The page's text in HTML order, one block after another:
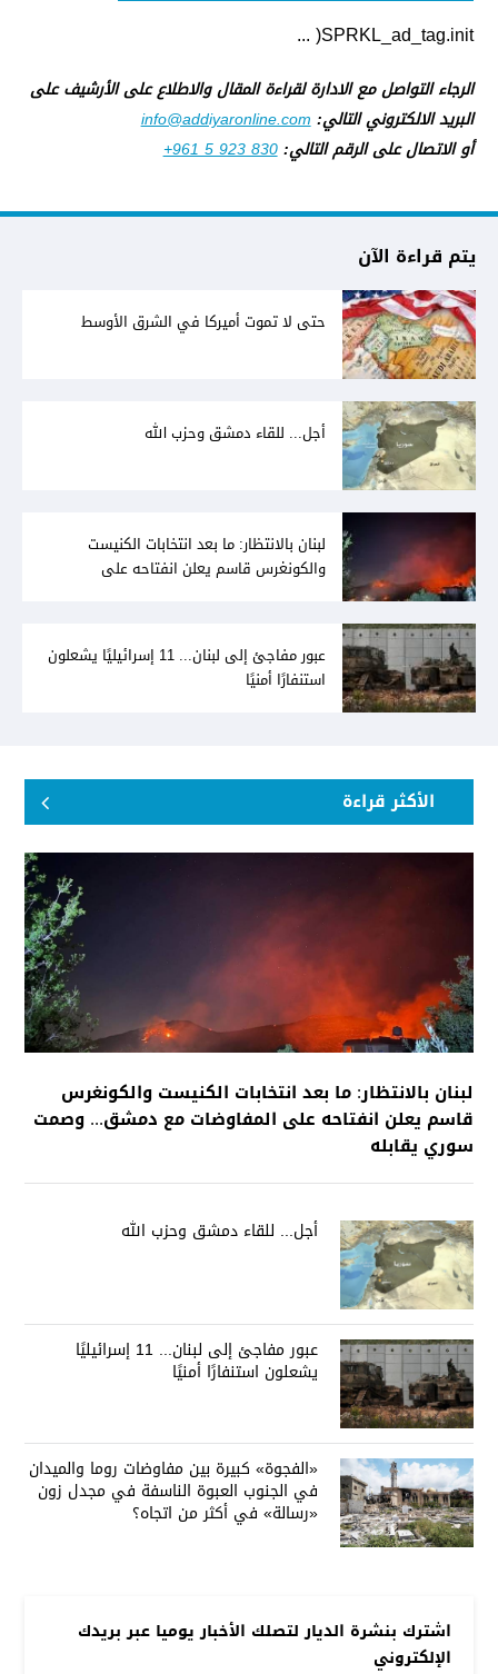
SPRKL_ad_tag.init( ...
الرجاء التواصل مع الادارة لقراءة المقال والاطلاع على الأرشيف على
البريد الالكتروني التالي:info@addiyaronline.com
أو الاتصال على الرقم التالي:+961 5 923 830
يتم قراءة الآن
حتى لا تموت أميركا في الشرق الأوسط
أجل... للقاء دمشق وحزب الله
لبنان بالانتظار: ما بعد انتخابات الكنيست
والكونغرس قاسم يعلن انفتاحه على
عبور مفاجئ إلى لبنان... 11 إسرائيليًا يشعلون
استنفارًا أمنيًا
الأكثر قراءة
لبنان بالانتظار: ما بعد انتخابات الكنيست والكونغرس
قاسم يعلن انفتاحه على المفاوضات مع دمشق... وصمت
سوري يقابله
أجل... للقاء دمشق وحزب الله
عبور مفاجئ إلى لبنان... 11 إسرائيليًا
يشعلون استنفارًا أمنيًا
«الفجوة» كبيرة بين مفاوضات روما والميدان
في الجنوب العبوة الناسفة في مجدل زون
«رسالة» في أكثر من اتجاه؟
اشترك بنشرة الديار لتصلك الأخبار يوميا عبر بريدك
الإلكتروني